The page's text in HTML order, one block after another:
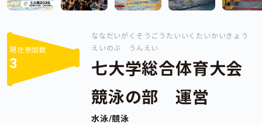
現在参加数
3
ななだいがくそうごうたいいくたいかいきょう
えいのぶ うんえい
七大学総合体育大会
競泳の部 運営
水泳/競泳